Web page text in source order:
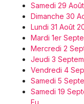
Samedi 29
Dimanche 30
Lundi 31 Août
Mardi 1er
Mercredi 2
Jeudi 3
Vendredi 4
Samedi 5
Samedi 19
Eu